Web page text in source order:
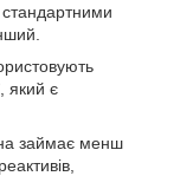
стандартними
який є
займає менш